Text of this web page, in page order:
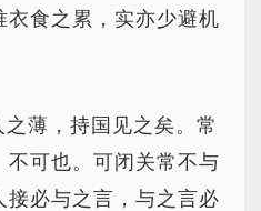
食之累，实亦少避机
薄，持国见之矣。常
可也。可闭关常不与
接必与之言，与之言必